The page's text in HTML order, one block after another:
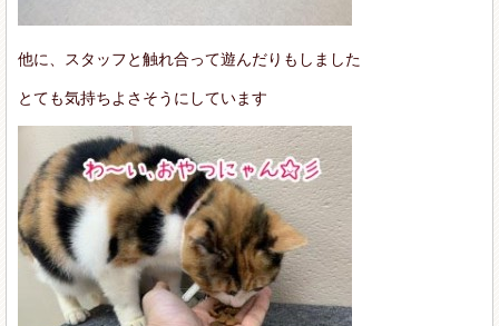
他に、スタッフと触れ合って遊んだりもしました
とても気持ちよさそうにしています